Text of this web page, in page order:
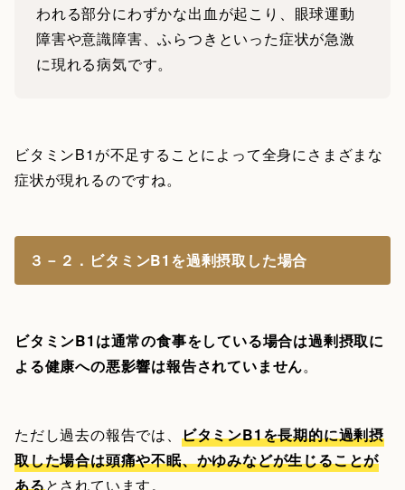
われる部分にわずかな出血が起こり、眼球運動
障害や意識障害、ふらつきといった症状が急激
に現れる病気です。
ビタミンB1が不足することによって全身にさまざまな
症状が現れるのですね。
３－２．ビタミンB1を過剰摂取した場合
ビタミンB1は通常の食事をしている場合は過剰摂取に
よる健康への悪影響は報告されていません。
ただし過去の報告では、 ビタミンB1を長期的に過剰摂
取した場合は頭痛や不眠、かゆみなどが生じることが
あるとされています。